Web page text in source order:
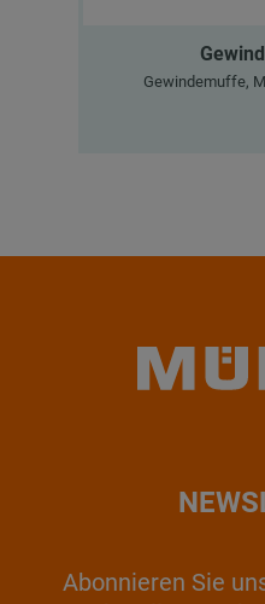
Gewindemuffe,
Abonnieren Sie